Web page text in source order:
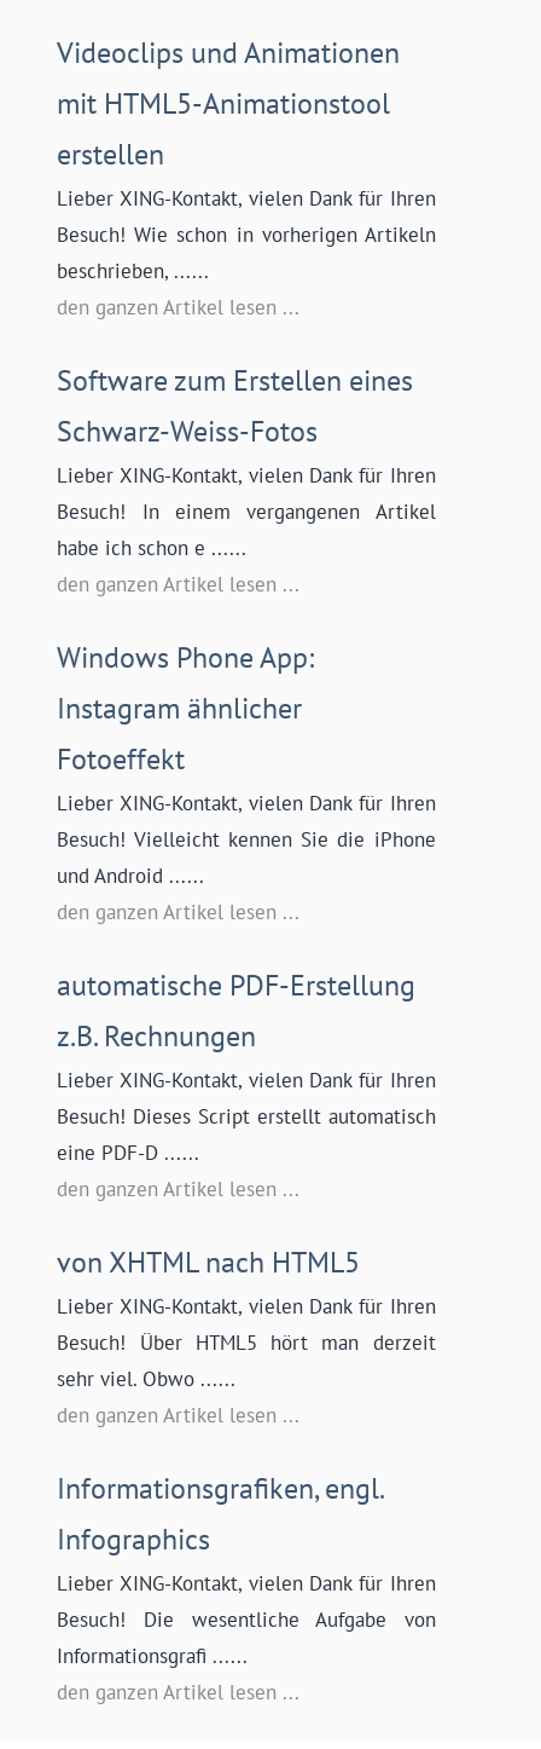
Videoclips und Animationen
mit HTML5-Animationstool
erstellen
Lieber XING-Kontakt, vielen Dank für Ihren
Besuch! Wie schon in vorherigen Artikeln
beschrieben, ......
den ganzen Artikel lesen ...
Software zum Erstellen eines
Schwarz-Weiss-Fotos
Lieber XING-Kontakt, vielen Dank für Ihren
Besuch! In einem vergangenen Artikel
habe ich schon e ......
den ganzen Artikel lesen ...
Windows Phone App:
Instagram ähnlicher
Fotoeffekt
Lieber XING-Kontakt, vielen Dank für Ihren
Besuch! Vielleicht kennen Sie die iPhone
und Android ......
den ganzen Artikel lesen ...
automatische PDF-Erstellung
z.B. Rechnungen
Lieber XING-Kontakt, vielen Dank für Ihren
Besuch! Dieses Script erstellt automatisch
eine PDF-D ......
den ganzen Artikel lesen ...
von XHTML nach HTML5
Lieber XING-Kontakt, vielen Dank für Ihren
Besuch! Über HTML5 hört man derzeit
sehr viel. Obwo ......
den ganzen Artikel lesen ...
Informationsgrafiken, engl.
Infographics
Lieber XING-Kontakt, vielen Dank für Ihren
Besuch! Die wesentliche Aufgabe von
Informationsgrafi ......
den ganzen Artikel lesen ...